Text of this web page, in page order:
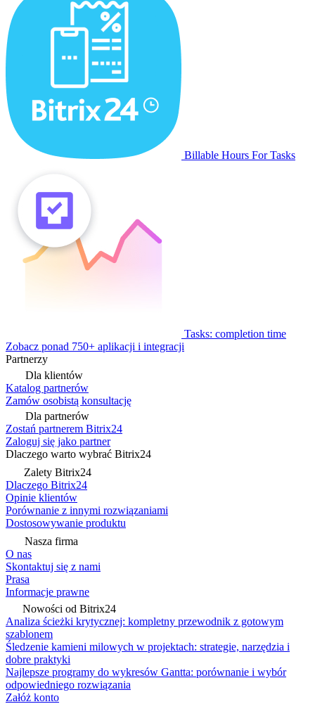
Billable Hours For Tasks
Tasks: completion time
Zobacz ponad 750+ aplikacji i integracji
Partnerzy
Dla klientów
Katalog partnerów
Zamów osobistą konsultację
Dla partnerów
Zostań partnerem Bitrix24
Zaloguj się jako partner
Dlaczego warto wybrać Bitrix24
Zalety Bitrix24
Dlaczego Bitrix24
Opinie klientów
Porównanie z innymi rozwiązaniami
Dostosowywanie produktu
Nasza firma
O nas
Skontaktuj się z nami
Prasa
Informacje prawne
Nowości od Bitrix24
Analiza ścieżki krytycznej: kompletny przewodnik z gotowym
szablonem
Śledzenie kamieni milowych w projektach: strategie, narzędzia i
dobre praktyki
Najlepsze programy do wykresów Gantta: porównanie i wybór
odpowiedniego rozwiązania
Załóż konto